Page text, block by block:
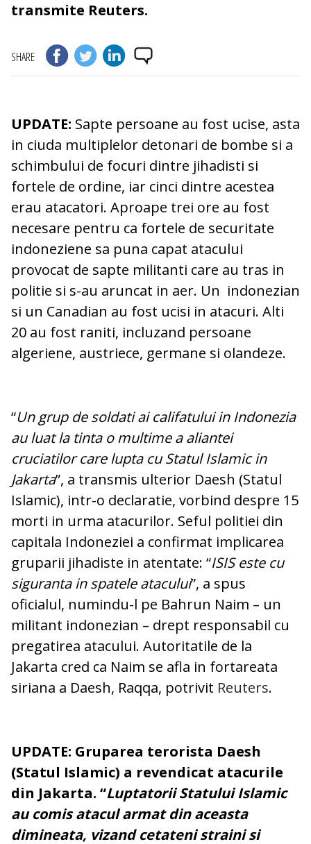
transmite Reuters.
SHARE
UPDATE: Sapte persoane au fost ucise, asta
in ciuda multiplelor detonari de bombe si a
schimbului de focuri dintre jihadisti si
fortele de ordine, iar cinci dintre acestea
erau atacatori. Aproape trei ore au fost
necesare pentru ca fortele de securitate
indoneziene sa puna capat atacului
provocat de sapte militanti care au tras in
politie si s-au aruncat in aer. Un indonezian
si un Canadian au fost ucisi in atacuri. Alti
20 au fost raniti, incluzand persoane
algeriene, austriece, germane si olandeze.
“Un grup de soldati ai califatului in Indonezia
au luat la tinta o multime a aliantei
cruciatilor care lupta cu Statul Islamic in
Jakarta”, a transmis ulterior Daesh (Statul
Islamic), intr-o declaratie, vorbind despre 15
morti in urma atacurilor. Seful politiei din
capitala Indoneziei a confirmat implicarea
gruparii jihadiste in atentate: “ISIS este cu
siguranta in spatele atacului”, a spus
oficialul, numindu-l pe Bahrun Naim – un
militant indonezian – drept responsabil cu
pregatirea atacului. Autoritatile de la
Jakarta cred ca Naim se afla in fortareata
siriana a Daesh, Raqqa, potrivit Reuters.
UPDATE: Gruparea terorista Daesh
(Statul Islamic) a revendicat atacurile
din Jakarta. “Luptatorii Statului Islamic
au comis atacul armat din aceasta
dimineata, vizand cetateni straini si